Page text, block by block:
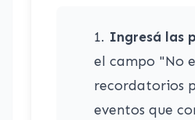
Ingresá las
el campo "No
recordatorios
eventos que